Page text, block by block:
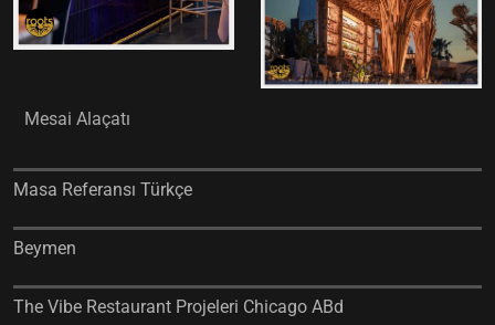
Mesai Alaçatı
Masa Referansı Türkçe
Beymen
The Vibe Restaurant Projeleri Chicago ABd